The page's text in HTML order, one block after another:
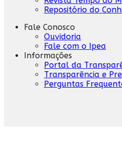
Repositório do
Fale Conosco
Ouvidoria
Fale com o Ipea
Informações
Portal da
Transparência e
Perguntas